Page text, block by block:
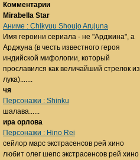
Комментарии
Mirabella Star
Аниме : Chikyuu Shoujo Arujuna
Имя героини сериала - не "Арджина", а
Арджуна (в честь известного героя
индийской мифологии, который
прославился как величайший стрелок из
лука).......
чя
Персонажи : Shinku
шалава......
ира орлова
Персонажи : Hino Rei
сейлор марс экстрасенсов рей хино
любит олег шепс экстрасенсов рей хино